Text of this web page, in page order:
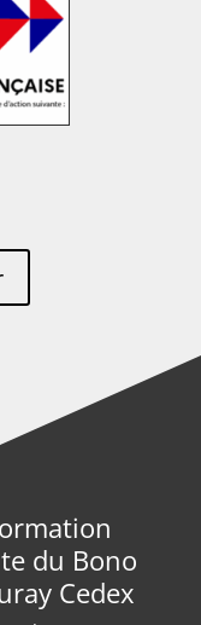
du Bono
Cedex